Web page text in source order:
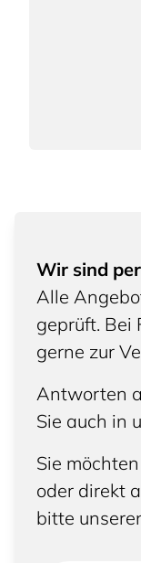
Wir sind
Alle
geprüft. Bei
gerne zur
Antworten
Sie auch in
Sie
oder direkt
bitte